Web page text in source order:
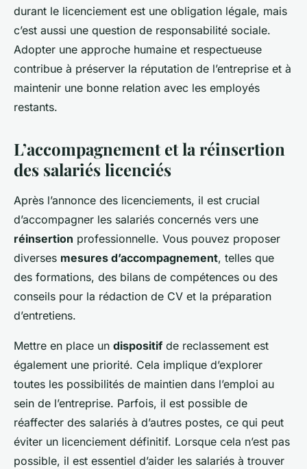
durant le licenciement est une obligation légale, mais
c’est aussi une question de responsabilité sociale.
Adopter une approche humaine et respectueuse
contribue à préserver la réputation de l’entreprise et à
maintenir une bonne relation avec les employés
restants.
L’accompagnement et la réinsertion
des salariés licenciés
Après l’annonce des licenciements, il est crucial
d’accompagner les salariés concernés vers une
réinsertion professionnelle. Vous pouvez proposer
diverses mesures d’accompagnement, telles que
des formations, des bilans de compétences ou des
conseils pour la rédaction de CV et la préparation
d’entretiens.
Mettre en place un dispositif de reclassement est
également une priorité. Cela implique d’explorer
toutes les possibilités de maintien dans l’emploi au
sein de l’entreprise. Parfois, il est possible de
réaffecter des salariés à d’autres postes, ce qui peut
éviter un licenciement définitif. Lorsque cela n’est pas
possible, il est essentiel d’aider les salariés à trouver